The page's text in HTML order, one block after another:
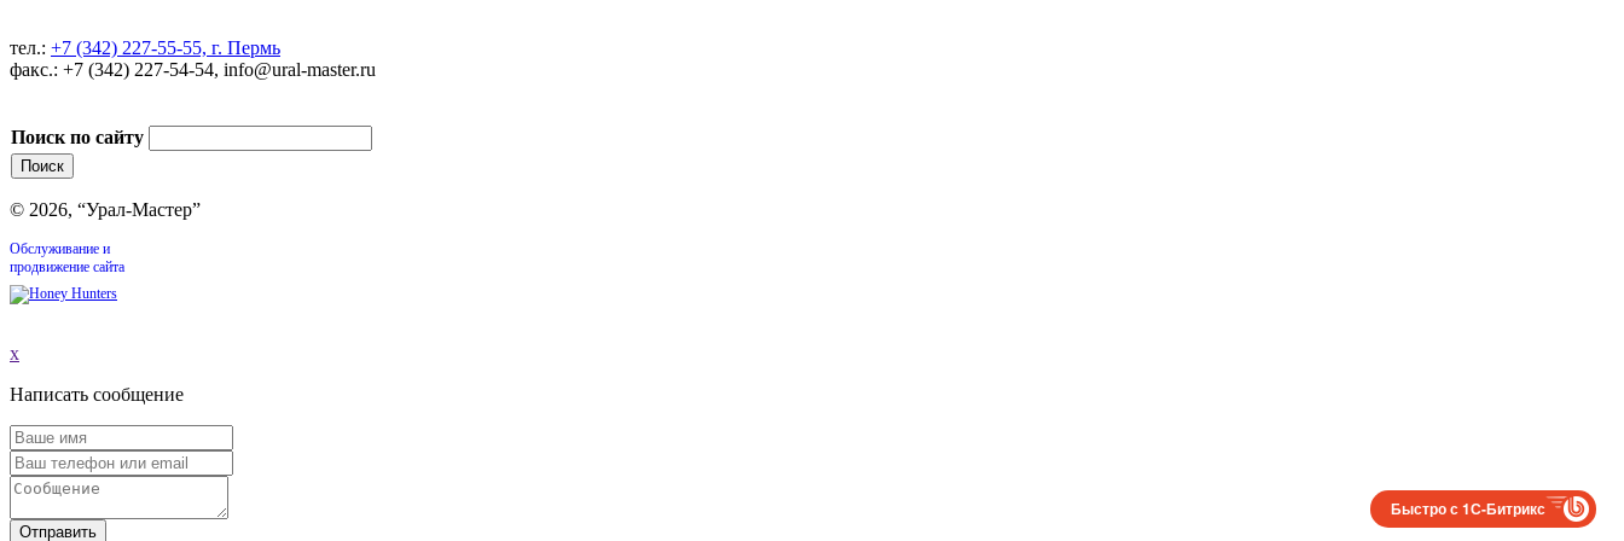
тел.: +7 (342) 227-55-55, г. Пермь
факс.: +7 (342) 227-54-54, info@ural-master.ru
Поиск по сайту
© 2026, “Урал-Мастер”
Обслуживание и
продвижение сайта
x
Написать сообщение
Отправить
Быстро с 1С-Битрикс